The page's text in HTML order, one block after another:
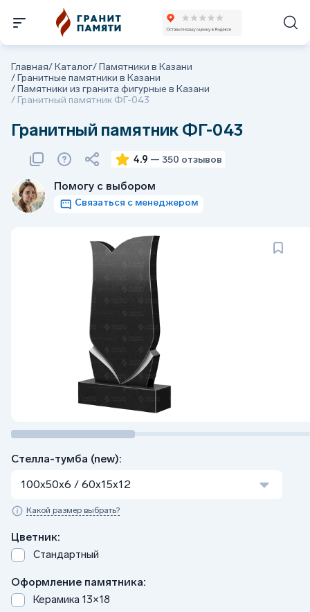
Главная/Каталог/Памятники в Казани
/Гранитные памятники в Казани
/Памятники из гранита фигурные в Казани
/ Гранитный памятник ФГ-043
Гранитный памятник ФГ-043
4.9 — 350 отзывов
Помогу с выбором
Связаться с менеджером
Стелла-тумба (new):
100x50x6 / 60x15x12
Какой размер выбрать?
Цветник:
Стандартный
Оформление памятника:
Керамика 13×18